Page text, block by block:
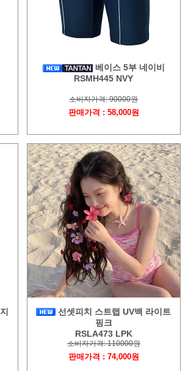
베이스 5부 네이비
RSMH445 NVY
소비자가격: 90000원
판매가격 : 58,000원
선셋피치 스트랩 UV백 라이트
핑크
RSLA473 LPK
소비자가격: 110000원
판매가격 : 74,000원